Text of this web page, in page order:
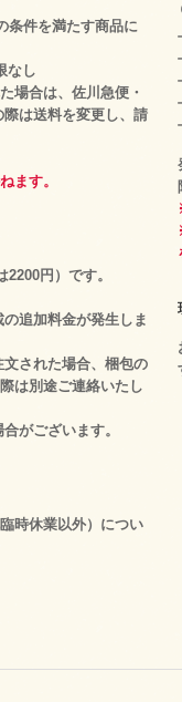
条件を満たす商品に
なし
場合は、佐川急便・
は送料を変更し、請
ます。
円）です。
追加料金が発生しま
された場合、梱包の
は別途ご連絡いたし
がございます。
時休業以外）につい